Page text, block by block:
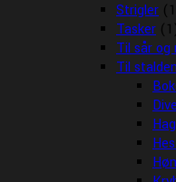
Strigler
Tasker
Til sår og
Til stalden